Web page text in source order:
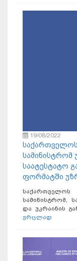
19/08/2022
საქართველოს
სამინისტრომ
საატესტატო
ფორმატში
სამინისტრომ,
და უკრაინის
ვრცლად